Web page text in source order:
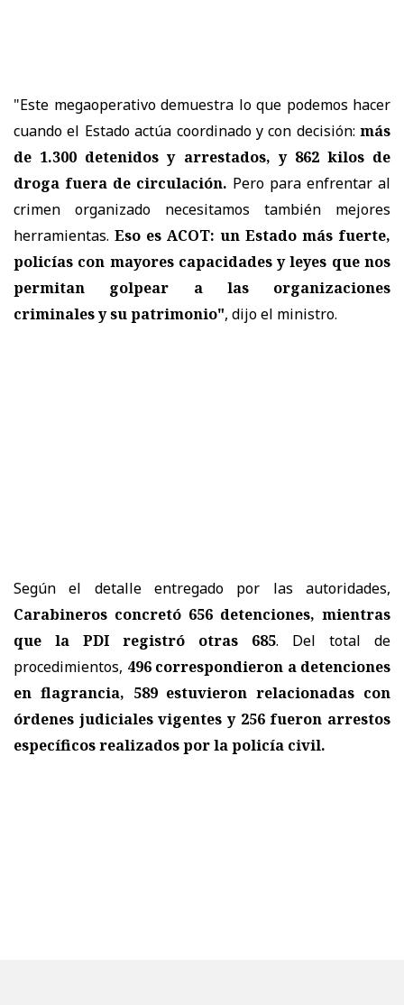
"Este megaoperativo demuestra lo que podemos hacer
cuando el Estado actúa coordinado y con decisión: más
de 1.300 detenidos y arrestados, y 862 kilos de
droga fuera de circulación. Pero para enfrentar al
crimen organizado necesitamos también mejores
herramientas. Eso es ACOT: un Estado más fuerte,
policías con mayores capacidades y leyes que nos
permitan golpear a las organizaciones
criminales y su patrimonio", dijo el ministro.
Según el detalle entregado por las autoridades,
Carabineros concretó 656 detenciones, mientras
que la PDI registró otras 685. Del total de
procedimientos, 496 correspondieron a detenciones
en flagrancia, 589 estuvieron relacionadas con
órdenes judiciales vigentes y 256 fueron arrestos
específicos realizados por la policía civil.